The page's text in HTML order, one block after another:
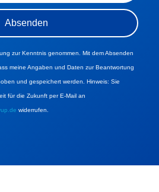
zur Kenntnis genommen. Mit dem Absenden
meine Angaben und Daten zur Beantwortung
und gespeichert werden. Hinweis: Sie
für die Zukunft per E-Mail an
widerrufen.